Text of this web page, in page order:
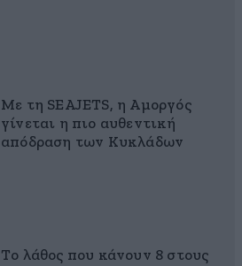
Με τη SEAJETS, η Αμοργός
γίνεται η πιο αυθεντική
απόδραση των Κυκλάδων
Το λάθος που κάνουν 8 στους